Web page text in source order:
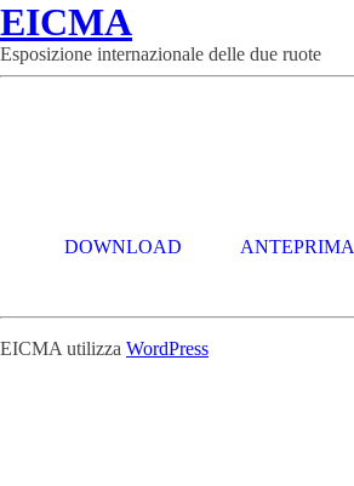
EICMA
Esposizione internazionale delle due ruote
DOWNLOAD ANTEPRIMA
EICMA utilizza WordPress